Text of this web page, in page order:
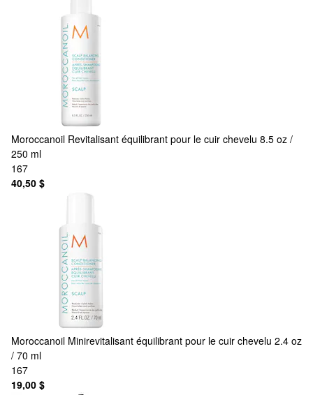
Moroccanoil Revitalisant équilibrant pour le cuir chevelu 8.5 oz /
250 ml
167
40,50 $
Moroccanoil Minirevitalisant équilibrant pour le cuir chevelu 2.4 oz
/ 70 ml
167
19,00 $